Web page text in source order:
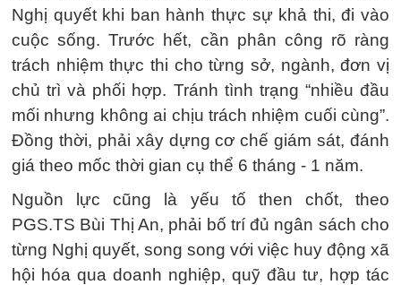
Nghị quyết khi ban hành thực sự khả thi, đi vào
cuộc sống. Trước hết, cần phân công rõ ràng
trách nhiệm thực thi cho từng sở, ngành, đơn vị
chủ trì và phối hợp. Tránh tình trạng “nhiều đầu
mối nhưng không ai chịu trách nhiệm cuối cùng”.
Đồng thời, phải xây dựng cơ chế giám sát, đánh
giá theo mốc thời gian cụ thể 6 tháng - 1 năm.
Nguồn lực cũng là yếu tố then chốt, theo
PGS.TS Bùi Thị An, phải bố trí đủ ngân sách cho
từng Nghị quyết, song song với việc huy động xã
hội hóa qua doanh nghiệp, quỹ đầu tư, hợp tác